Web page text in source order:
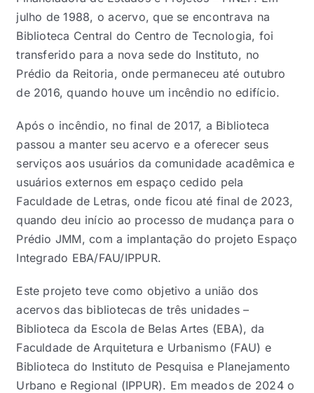
julho de 1988, o acervo, que se encontrava na
Biblioteca Central do Centro de Tecnologia, foi
transferido para a nova sede do Instituto, no
Prédio da Reitoria, onde permaneceu até outubro
de 2016, quando houve um incêndio no edifício.
Após o incêndio, no final de 2017, a Biblioteca
passou a manter seu acervo e a oferecer seus
serviços aos usuários da comunidade acadêmica e
usuários externos em espaço cedido pela
Faculdade de Letras, onde ficou até final de 2023,
quando deu início ao processo de mudança para o
Prédio JMM, com a implantação do projeto Espaço
Integrado EBA/FAU/IPPUR.
Este projeto teve como objetivo a união dos
acervos das bibliotecas de três unidades –
Biblioteca da Escola de Belas Artes (EBA), da
Faculdade de Arquitetura e Urbanismo (FAU) e
Biblioteca do Instituto de Pesquisa e Planejamento
Urbano e Regional (IPPUR). Em meados de 2024 o